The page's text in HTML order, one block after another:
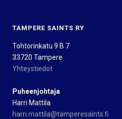
TAMPERE SAINTS RY
Tohtorinkatu 9 B 7
33720 Tampere
Yhteystiedot
Puheenjohtaja
Harri Mattila
harri.mattila@tamperesaints.fi